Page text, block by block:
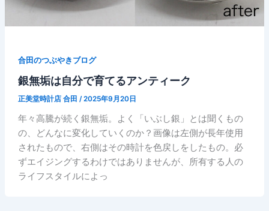
合田のつぶやきブログ
銀無垢は自分で育てるアンティーク
正美堂時計店 合田 /2025年9月20日
年々高騰が続く銀無垢。よく「いぶし銀」とは聞くもの
の、どんなに変化していくのか？画像は左側が長年使用
されたもので、右側はその時計を色戻しをしたもの。必
ずエイジングするわけではありませんが、所有する人の
ライフスタイルによっ